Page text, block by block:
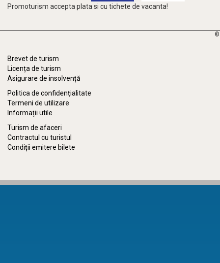
Promoturism accepta plata si cu tichete de vacanta!
©
Brevet de turism
Licența de turism
Asigurare de insolvență
Politica de confidențialitate
Termeni de utilizare
Informații utile
Turism de afaceri
Contractul cu turistul
Condiții emitere bilete